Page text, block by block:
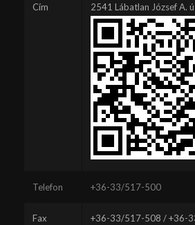
Cím 2541 Lábatlan József A.
Telefon +36-33/517-500
Fax +36-33/517-508 / +36-